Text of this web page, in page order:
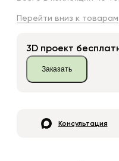
Перейти вниз к товарам
3D проект
Заказать
Консультация